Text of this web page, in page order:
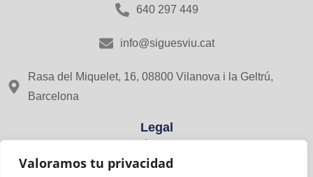
Valoramos tu privacidad
640 297 449
info@siguesviu.cat
Rasa del Miquelet, 16, 08800 Vilanova i la Geltrú,
Barcelona
Legal